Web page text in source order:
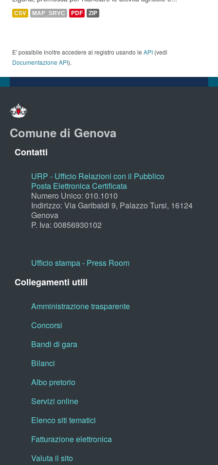
CSV MAP_SRVC PDF ZIP
E' possibile inoltre accedere al registro usando le API (vedi
Documentazione API).
Comune di Genova
Contatti
URP - Ufficio Relazioni con il Pubblico
Posta Elettronica Certificata
Numero Unico: 010.1010
Indirizzo: Via Garibaldi 9, Palazzo Tursi, 16124
Genova
P. Iva: 00856930102
Ufficio stampa - Press Room
Collegamenti utili
Amministrazione trasparente
Concorsi
Bandi di gara
Bilanci
Albo pretorio
Servizi online
Elenco siti tematici
Fatturazione elettronica
Valuta il sito